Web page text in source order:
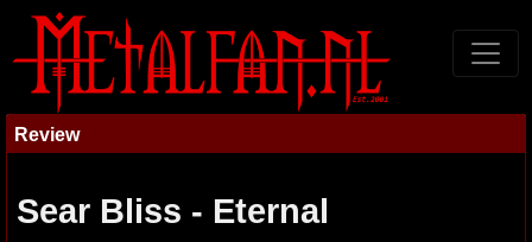
Review
Sear Bliss - Eternal